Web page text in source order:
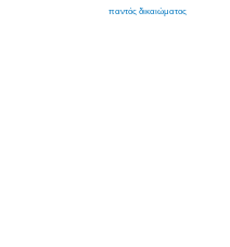
παντός δικαιώματος